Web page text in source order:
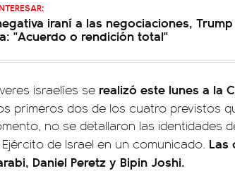
iraní a las negociaciones,
"Acuerdo o rendición total"
israelíes se realizó este lunes a la
primeros dos de los cuatro previstos
no se detallaron las identidades
de Israel en un comunicado. Las
Daniel Peretz y Bipin Joshi.